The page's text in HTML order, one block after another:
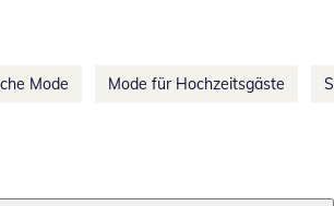
Mode Mode für Hochzeitsgäste